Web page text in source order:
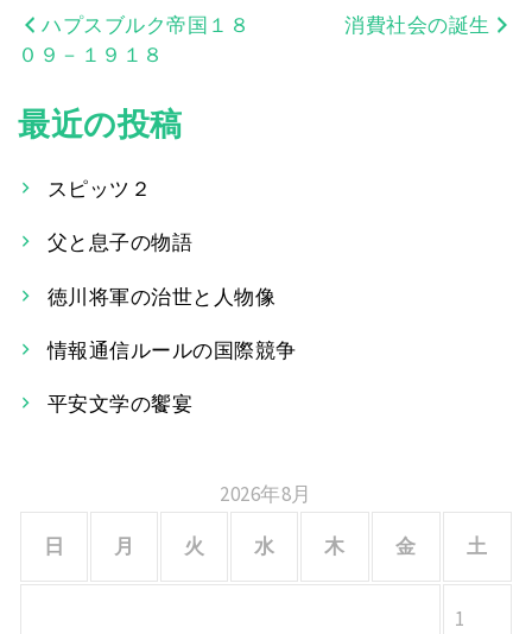
投
ナ
ビ
シ
ョ
ン
ハプスブルク帝国１８
０９－１９１８
消費社会の誕生
最近の投稿
スピッツ２
父と息子の物語
徳川将軍の治世と人物像
情報通信ルールの国際競争
平安文学の饗宴
2026年8月
日
月 火 水 木 金 土
1